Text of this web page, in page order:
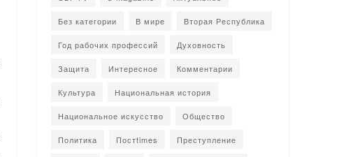
Без категории В мире Вторая Республика
Год рабочих профессий Духовность
Защита Интересное Комментарии
Культура Национальная история
Национальное искусство Общество
Политика Постtimes Преступление